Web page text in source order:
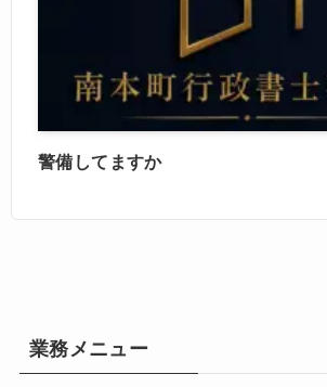
警備してますか
業務メニュー